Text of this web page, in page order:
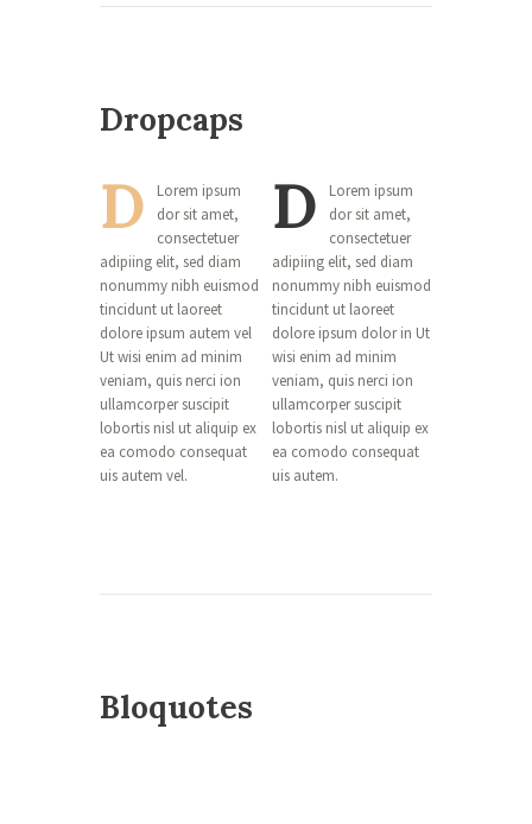
Dropcaps
D
Lorem ipsum
dor sit amet,
consectetuer
adipiing elit, sed diam
nonummy nibh euismod
tincidunt ut laoreet
dolore ipsum autem vel
Ut wisi enim ad minim
veniam, quis nerci ion
ullamcorper suscipit
lobortis nisl ut aliquip ex
ea comodo consequat
uis autem vel.
D
Lorem ipsum
dor sit amet,
consectetuer
adipiing elit, sed diam
nonummy nibh euismod
tincidunt ut laoreet
dolore ipsum dolor in Ut
wisi enim ad minim
veniam, quis nerci ion
ullamcorper suscipit
lobortis nisl ut aliquip ex
ea comodo consequat
uis autem.
Bloquotes